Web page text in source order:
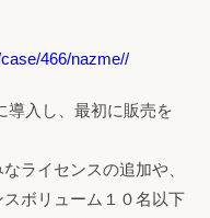
466/nazme//
導入し、最初に販売を
ライセンスの追加や、
ボリューム１０名以下